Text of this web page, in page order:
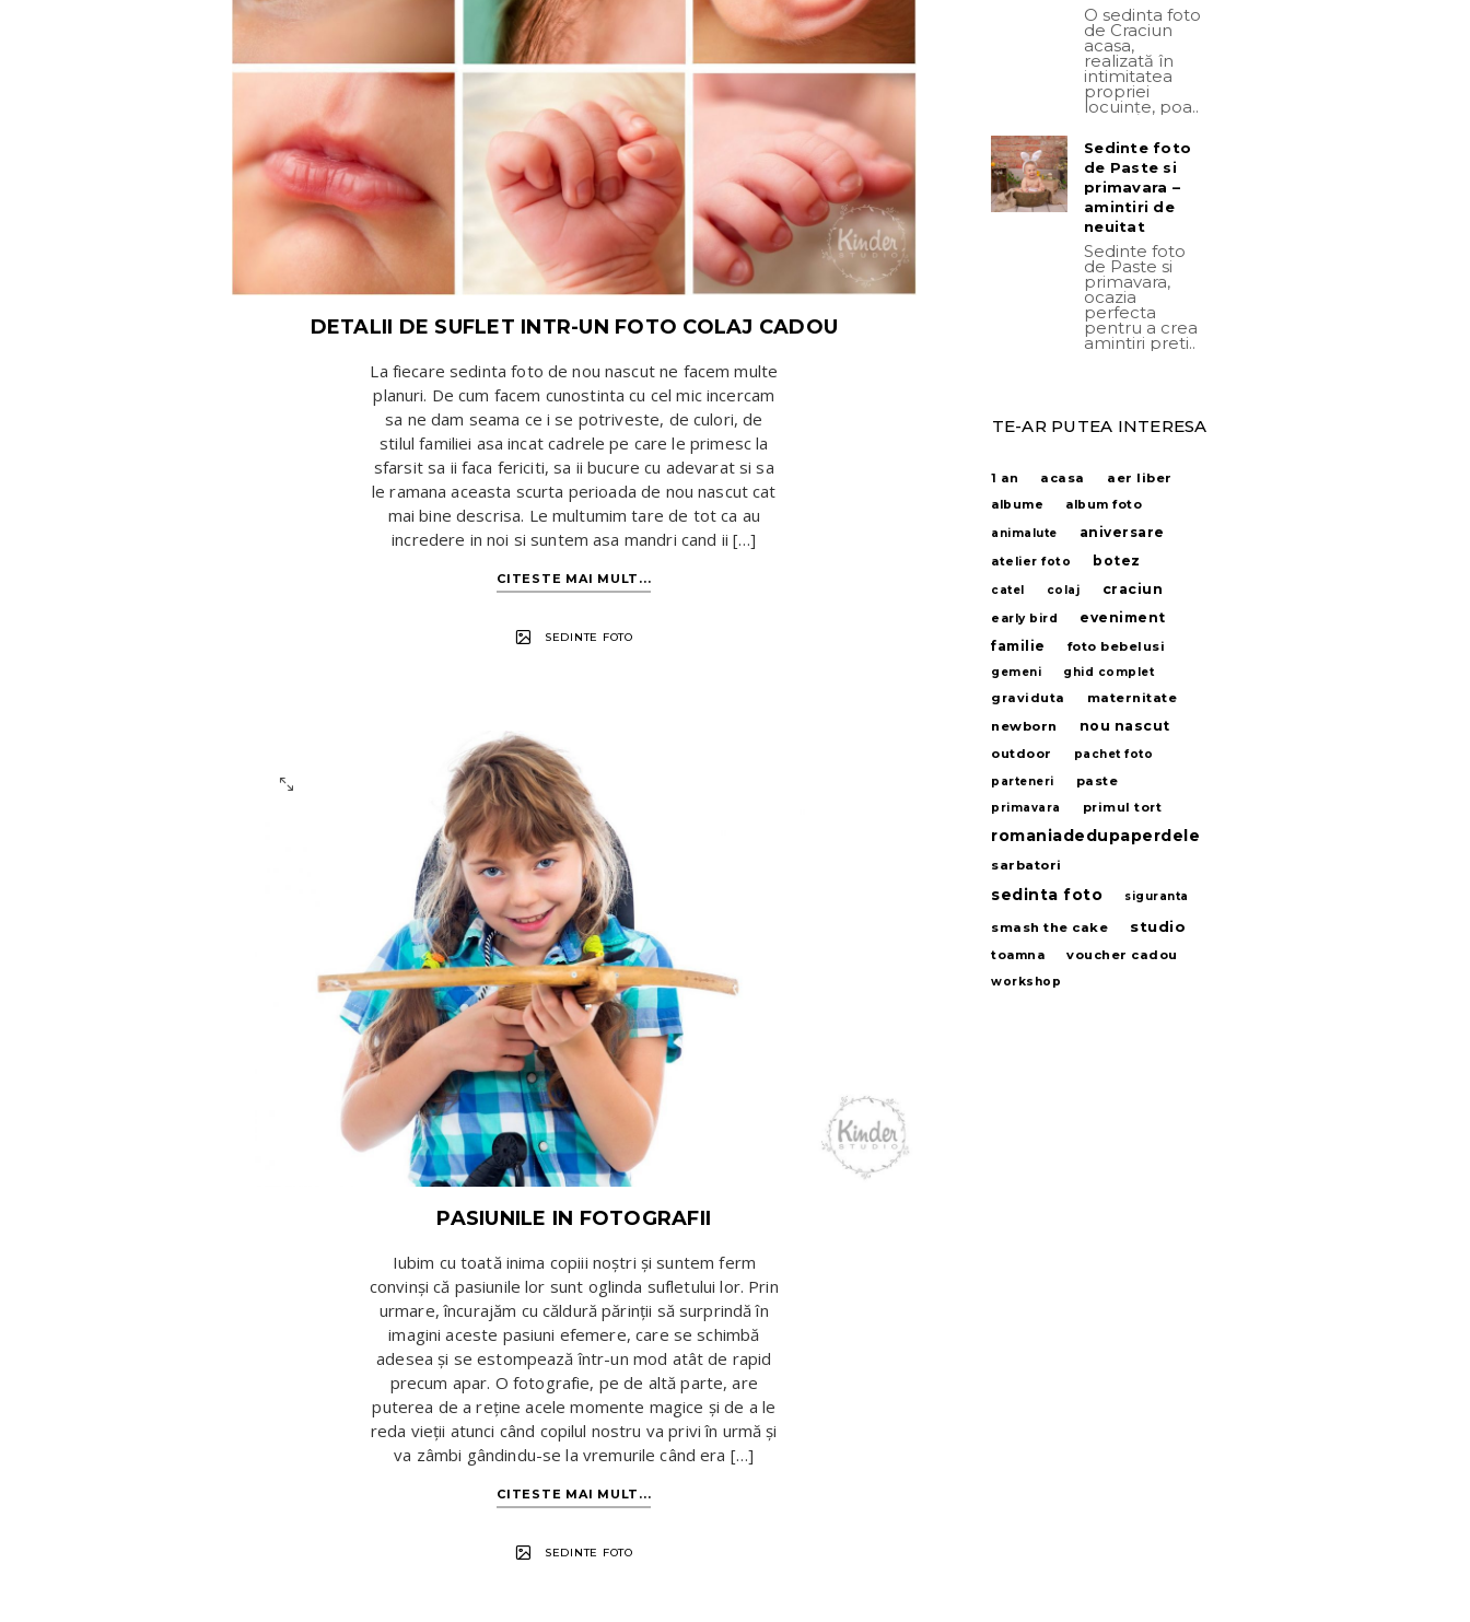
DETALII DE SUFLET INTR-UN FOTO COLAJ CADOU
La fiecare sedinta foto de nou nascut ne facem multe
planuri. De cum facem cunostinta cu cel mic incercam
sa ne dam seama ce i se potriveste, de culori, de
stilul familiei asa incat cadrele pe care le primesc la
sfarsit sa ii faca fericiti, sa ii bucure cu adevarat si sa
le ramana aceasta scurta perioada de nou nascut cat
mai bine descrisa. Le multumim tare de tot ca au
incredere in noi si suntem asa mandri cand ii […]
CITESTE MAI MULT...
SEDINTE FOTO
PASIUNILE IN FOTOGRAFII
Iubim cu toată inima copiii noștri și suntem ferm
convinși că pasiunile lor sunt oglinda sufletului lor. Prin
urmare, încurajăm cu căldură părinții să surprindă în
imagini aceste pasiuni efemere, care se schimbă
adesea și se estompează într-un mod atât de rapid
precum apar. O fotografie, pe de altă parte, are
puterea de a reține acele momente magice și de a le
reda vieții atunci când copilul nostru va privi în urmă și
va zâmbi gândindu-se la vremurile când era […]
CITESTE MAI MULT...
SEDINTE FOTO
O sedinta foto
de Craciun
acasa,
realizată în
intimitatea
propriei
locuințe, poa..
Sedinte foto
de Paste si
primavara –
amintiri de
neuitat
Sedinte foto
de Paste si
primavara,
ocazia
perfecta
pentru a crea
amintiri preti..
TE-AR PUTEA INTERESA
1 an acasa aer liber
albume
album foto
animalute
aniversare
atelier foto botez
catel colaj craciun
early bird
eveniment
familie
foto bebelusi
gemeni ghid complet
graviduta
maternitate
newborn
nou nascut
outdoor
pachet foto
parteneri
paste
primavara primul tort
romaniadedupaperdele
sarbatori
sedinta foto siguranta
smash the cake studio
toamna voucher cadou
workshop